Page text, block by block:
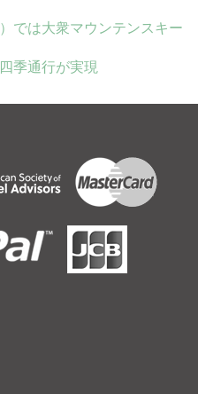
では大衆マウンテンスキー
季通行が実現